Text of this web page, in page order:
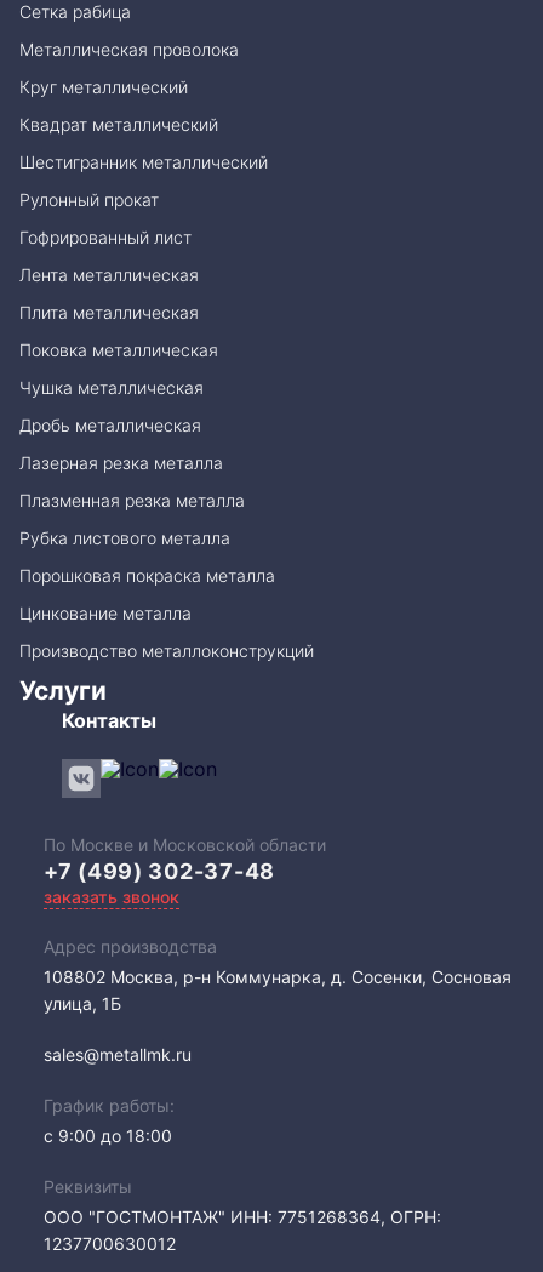
Сетка рабица
Металлическая проволока
Круг металлический
Квадрат металлический
Шестигранник металлический
Рулонный прокат
Гофрированный лист
Лента металлическая
Плита металлическая
Поковка металлическая
Чушка металлическая
Дробь металлическая
Лазерная резка металла
Плазменная резка металла
Рубка листового металла
Порошковая покраска металла
Цинкование металла
Производство металлоконструкций
Услуги
Контакты
По Москве и Московской области
+7 (499) 302-37-48
заказать звонок
Адрес производства
108802​ Москва, р-н Коммунарка, д. Сосенки, Сосновая
улица, 1Б
sales@metallmk.ru
График работы:
с 9:00 до 18:00
Реквизиты
ООО "ГОСТМОНТАЖ" ИНН: 7751268364, ОГРН:
1237700630012